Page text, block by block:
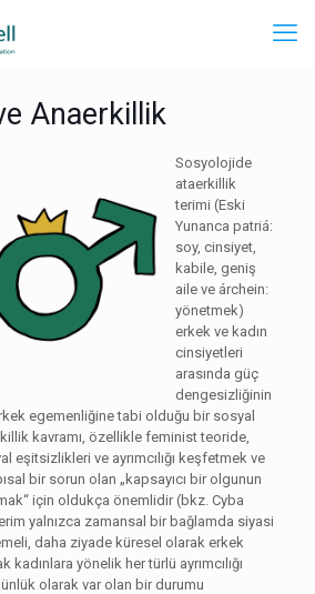
Anaerkillik
Sosyolojide
ataerkillik
terimi (Eski
Yunanca patriá:
soy, cinsiyet,
kabile, geniş
aile ve árchein:
yönetmek)
erkek ve kadın
cinsiyetleri
arasında güç
dengesizliğinin
egemenliğine tabi olduğu bir sosyal
kavramı, özellikle feminist teoride,
eşitsizlikleri ve ayrımcılığı keşfetmek ve
bir sorun olan „kapsayıcı bir olgunun
için oldukça önemlidir (bkz. Cyba
yalnızca zamansal bir bağlamda siyasi
daha ziyade küresel olarak erkek
yönelik her türlü ayrımcılığı
olarak var olan bir durumu